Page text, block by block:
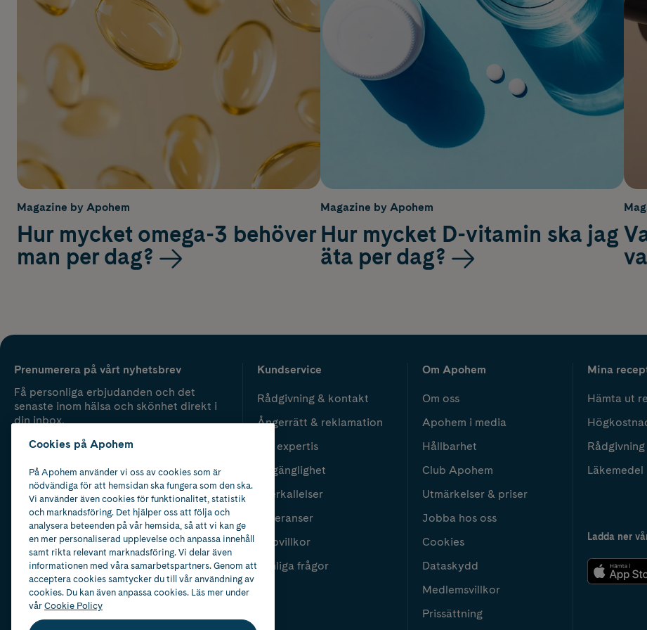
Magazine by Apohem
Hur mycket omega-3 behöver
man per dag?
Magazine by Apohem
Hur mycket D-vitamin ska jag
äta per dag?
Prenumerera på vårt nyhetsbrev
Få personliga erbjudanden och det
senaste inom hälsa och skönhet direkt i
din inbox.
Kundservice
Rådgivning & kontakt
Ångerrätt & reklamation
Vår expertis
Tillgänglighet
Återkallelser
Leveranser
Köpvillkor
Vanliga frågor
Om Apohem
Om oss
Apohem i media
Hållbarhet
Club Apohem
Utmärkelser & priser
Jobba hos oss
Cookies
Dataskydd
Medlemsvillkor
Prissättning
Mina
Hämta ut
Läkemedel
Ladda ner
Cookies på Apohem
På Apohem använder vi oss av cookies som är
nödvändiga för att hemsidan ska fungera som den ska.
Vi använder även cookies för funktionalitet, statistik
och marknadsföring. Det hjälper oss att följa och
analysera beteenden på vår hemsida, så att vi kan ge
en mer personaliserad upplevelse och anpassa innehåll
samt rikta relevant marknadsföring. Vi delar även
informationen med våra samarbetspartners. Genom att
acceptera cookies samtycker du till vår användning av
cookies. Du kan även anpassa cookies. Läs mer under
vårCookie Policy